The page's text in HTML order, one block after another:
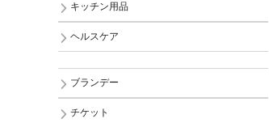
キッチン用品
ヘルスケア
ブランデー
チケット